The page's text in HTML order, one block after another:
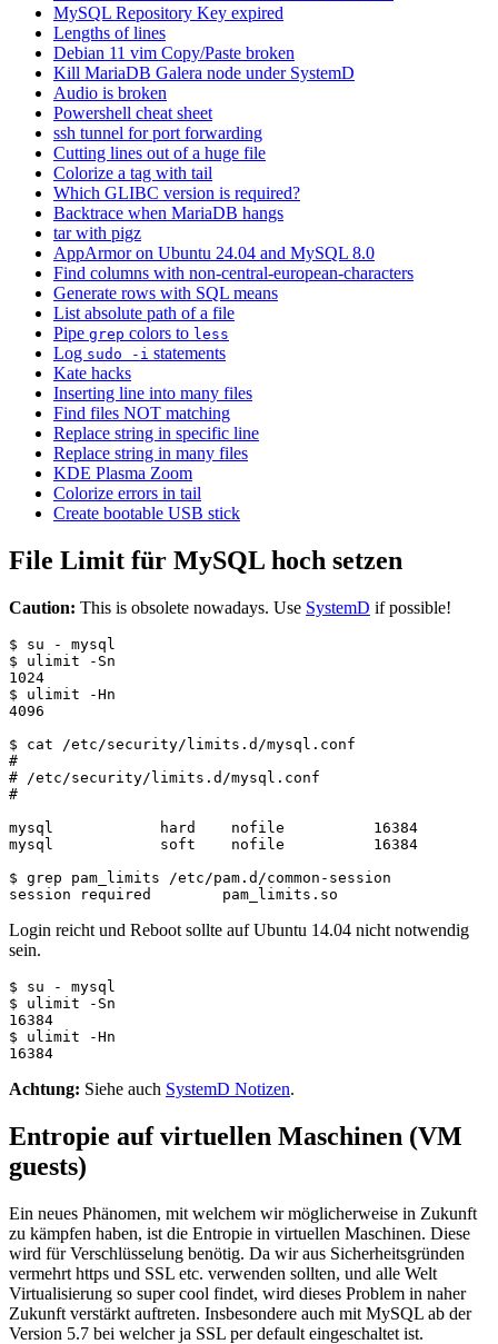
MySQL Repository Key expired
Lengths of lines
Debian 11 vim Copy/Paste broken
Kill MariaDB Galera node under SystemD
Audio is broken
Powershell cheat sheet
ssh tunnel for port forwarding
Cutting lines out of a huge file
Colorize a tag with tail
Which GLIBC version is required?
Backtrace when MariaDB hangs
tar with pigz
AppArmor on Ubuntu 24.04 and MySQL 8.0
Find columns with non-central-european-characters
Generate rows with SQL means
List absolute path of a file
Pipe grep colors to less
Log sudo -i statements
Kate hacks
Inserting line into many files
Find files NOT matching
Replace string in specific line
Replace string in many files
KDE Plasma Zoom
Colorize errors in tail
Create bootable USB stick
File Limit für MySQL hoch setzen
Caution: This is obsolete nowadays. Use SystemD if possible!
$ su - mysql
$ ulimit -Sn
1024
$ ulimit -Hn
4096
$ cat /etc/security/limits.d/mysql.conf
#
# /etc/security/limits.d/mysql.conf
#
mysql            hard    nofile          16384
mysql            soft    nofile          16384
$ grep pam_limits /etc/pam.d/common-session
Login reicht und Reboot sollte auf Ubuntu 14.04 nicht notwendig
sein.
$ su - mysql
$ ulimit -Sn
16384
$ ulimit -Hn
Achtung: Siehe auch SystemD Notizen.
Entropie auf virtuellen Maschinen (VM
guests)
Ein neues Phänomen, mit welchem wir möglicherweise in Zukunft
zu kämpfen haben, ist die Entropie in virtuellen Maschinen. Diese
wird für Verschlüsselung benötig. Da wir aus Sicherheitsgründen
vermehrt https und SSL etc. verwenden sollten, und alle Welt
Virtualisierung so super cool findet, wird dieses Problem in naher
Zukunft verstärkt auftreten. Insbesondere auch mit MySQL ab der
Version 5.7 bei welcher ja SSL per default eingeschaltet ist.